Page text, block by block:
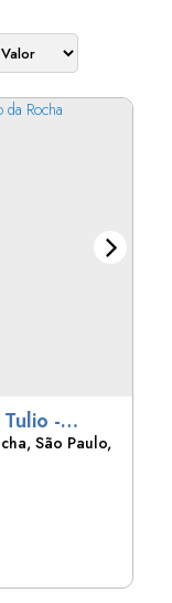
-
, São Paulo,